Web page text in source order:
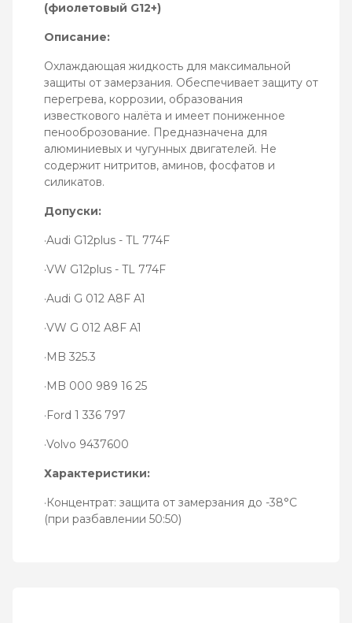
(фиолетовый G12+)
Описание:
Охлаждающая жидкость для максимальной
защиты от замерзания. Обеспечивает защиту от
перегрева, коррозии, образования
известкового налёта и имеет пониженное
пенооброзование. Предназначена для
алюминиевых и чугунных двигателей. Не
содержит нитритов, аминов, фосфатов и
силикатов.
Допуски:
·Audi G12plus - TL 774F
·VW G12plus - TL 774F
·Audi G 012 A8F A1
·VW G 012 A8F A1
·MB 325.3
·MB 000 989 16 25
·Ford 1 336 797
·Volvo 9437600
Характеристики:
·Концентрат: защита от замерзания до -38°C
(при разбавлении 50:50)